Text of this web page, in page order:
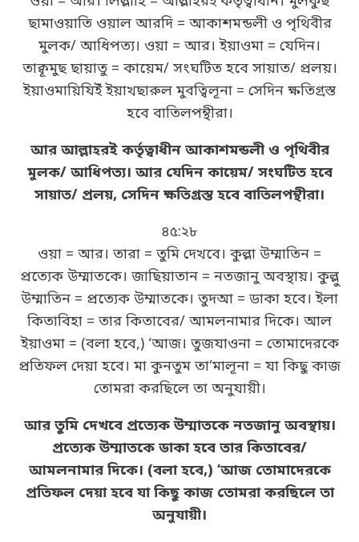
ছামাওয়াতি ওয়াল আরদি = আকাশমন্ডলী ও পৃথিবীর
মুলক/ আধিপত্য। ওয়া = আর। ইয়াওমা = যেদিন।
তাক্বূমুছ ছায়াতু = কায়েম/ সংঘটিত হবে সায়াত/ প্রলয়।
ইয়াওমায়িযিইঁ ইয়াখছারুল মুবত্বিলূনা = সেদিন ক্ষতিগ্রস্ত
হবে বাতিলপন্থীরা।
আর আল্লাহরই কর্তৃত্বাধীন আকাশমন্ডলী ও পৃথিবীর
মুলক/ আধিপত্য। আর যেদিন কায়েম/ সংঘটিত হবে
সায়াত/ প্রলয়, সেদিন ক্ষতিগ্রস্ত হবে বাতিলপন্থীরা।
৪৫:২৮
ওয়া = আর। তারা = তুমি দেখবে। কুল্লা উম্মাতিন =
প্রত্যেক উম্মাতকে। জাছিয়াতান = নতজানু অবস্থায়। কুল্লু
উম্মাতিন = প্রত্যেক উম্মাতকে। তুদআ = ডাকা হবে। ইলা
কিতাবিহা = তার কিতাবের/ আমলনামার দিকে। আল
ইয়াওমা = (বলা হবে,) ‘আজ। তুজযাওনা = তোমাদেরকে
প্রতিফল দেয়া হবে। মা কুনতুম তা’মালূনা = যা কিছু কাজ
তোমরা করছিলে তা অনুযায়ী।
আর তুমি দেখবে প্রত্যেক উম্মাতকে নতজানু অবস্থায়।
প্রত্যেক উম্মাতকে ডাকা হবে তার কিতাবের/
আমলনামার দিকে। (বলা হবে,) ‘আজ তোমাদেরকে
প্রতিফল দেয়া হবে যা কিছু কাজ তোমরা করছিলে তা
অনুযায়ী।